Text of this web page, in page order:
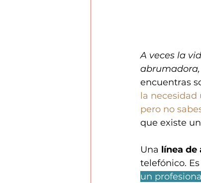
A veces la
encuentras
la necesidad
pero no
que existe
Una línea de
telefónico.
un